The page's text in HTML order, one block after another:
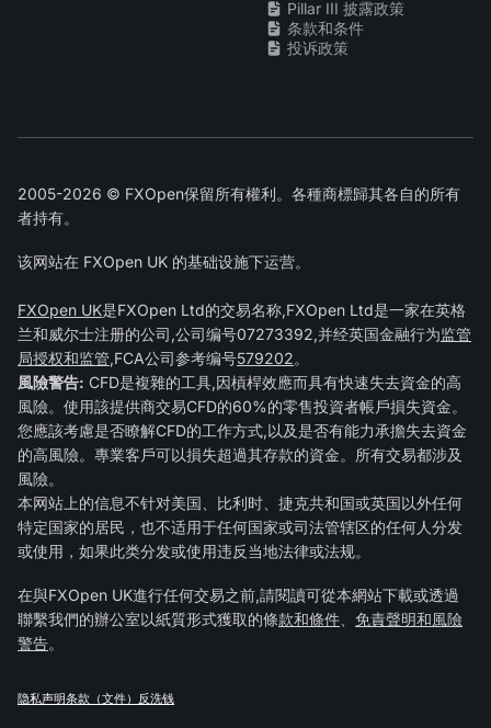
Pillar III 披露政策
条款和条件
投诉政策
2005-2026 © FXOpen保留所有權利。各種商標歸其各自的所有
者持有。
该网站在 FXOpen UK 的基础设施下运营。
FXOpen UK是FXOpen Ltd的交易名称,FXOpen Ltd是一家在英格
兰和威尔士注册的公司,公司编号07273392,并经英国金融行为监管
局授权和监管,FCA公司参考编号579202。
風險警告: CFD是複雜的工具,因槓桿效應而具有快速失去資金的高
風險。使用該提供商交易CFD的60%的零售投資者帳戶損失資金。
您應該考慮是否瞭解CFD的工作方式,以及是否有能力承擔失去資金
的高風險。專業客戶可以損失超過其存款的資金。所有交易都涉及
風險。
本网站上的信息不针对美国、比利时、捷克共和国或英国以外任何
特定国家的居民，也不适用于任何国家或司法管辖区的任何人分发
或使用，如果此类分发或使用违反当地法律或法规。
在與FXOpen UK進行任何交易之前,請閱讀可從本網站下載或透過
聯繫我們的辦公室以紙質形式獲取的條款和條件
免責聲明和風險
警告。
隐私声明条款（文件） 反洗钱